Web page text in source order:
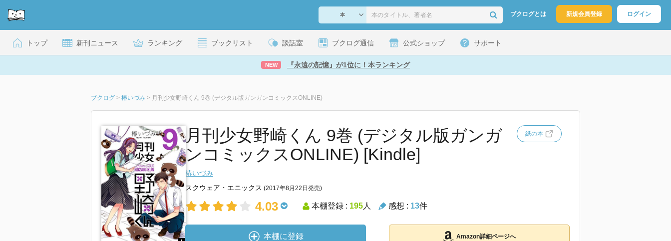
ブクログとは 新規会員登録 ログイン
トップ 新刊ニュース ランキング ブックリスト 談話室 ブクログ通信 公式ショップ サポート
NEW 『永遠の記憶』が1位に！本ランキング
ブクログ > 椿いづみ > 月刊少女野崎くん 9巻 (デジタル版ガンガンコミックスONLINE)
月刊少女野崎くん 9巻 (デジタル版ガンガ
ンコミックスONLINE) [Kindle]
紙の本
椿いづみ
スクウェア・エニックス (2017年8月22日発売)
4.03 本棚登録 : 195人 感想 : 13件
本棚に登録 Amazon詳細ページへ